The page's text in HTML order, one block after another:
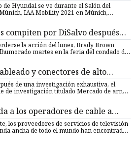
por riesgo de
a los propietarios a
de Hyundai se ve durante el Salón del
IAA Mobility 2021 en Múnich,
compiten por DiSalvo después
de carreras de trineos
la acción del lunes, Brady Brown
martes en la feria del condado de
y conectores de alto
vehículos de nueva energía
y análisis del mercado
de una investigación exhaustiva, el
de investigación titulado Mercado de arnés
a los operadores de cable a
la descarga móvil 5G
los proveedores de servicios de televisión
ancha de todo el mundo han encontrado